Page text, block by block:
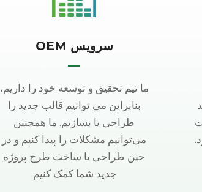
سرویس OEM
ما تیم تحقیق و توسعه خود را داریم،
بنابراین می توانیم قالب جدید را
طراحی یا بسازیم. ما همچنین
می‌توانیم مشکلات را پیدا کنیم و در
حین طراحی یا ساخت طرح پروژه
جدید شما کمک کنیم.